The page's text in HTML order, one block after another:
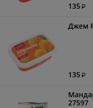
135
Джем
135
27597